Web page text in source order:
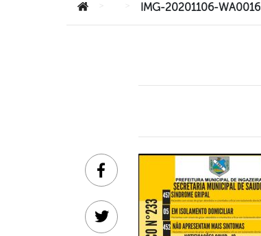
Você está aqui:IMG-20201106-WA0016
Facebook
Twitter